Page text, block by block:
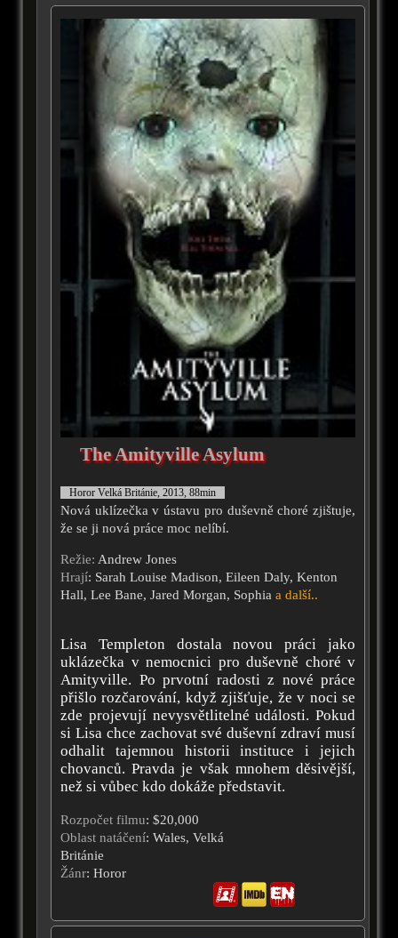
The Amityville Asylum
Horor Velká Británie, 2013, 88min
Nová uklízečka v ústavu pro duševně choré zjištuje,
že se ji nová práce moc nelíbí.
Režie: Andrew Jones
Hrají: Sarah Louise Madison, Eileen Daly, Kenton
Hall, Lee Bane, Jared Morgan, Sophia a další..
Lisa Templeton dostala novou práci jako
uklázečka v nemocnici pro duševně choré v
Amityville. Po prvotní radosti z nové práce
přišlo rozčarování, když zjišťuje, že v noci se
zde projevují nevysvětlitelné události. Pokud
si Lisa chce zachovat své duševní zdraví musí
odhalit tajemnou historii instituce i jejich
chovanců. Pravda je však mnohem děsivější,
než si vůbec kdo dokáže představit.
Rozpočet filmu: $20,000
Oblast natáčení: Wales, Velká
Británie
Žánr: Horor